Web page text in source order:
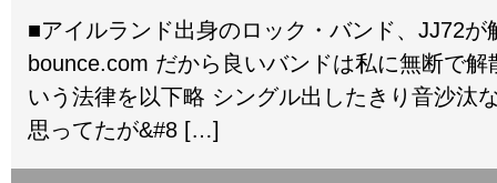
■アイルランド出身のロック・バンド、JJ72が
bounce.com だから良いバンドは私に無断で
いう法律を以下略 シングル出したきり音沙汰
思ってたが&#8 […]